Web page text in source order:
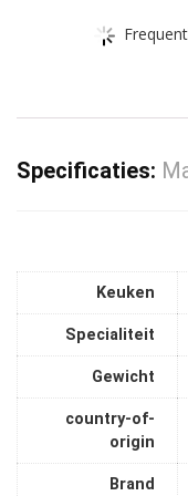
Specificaties:
Keuken
Specialiteit
Gewicht
country-of-
origin
Brand